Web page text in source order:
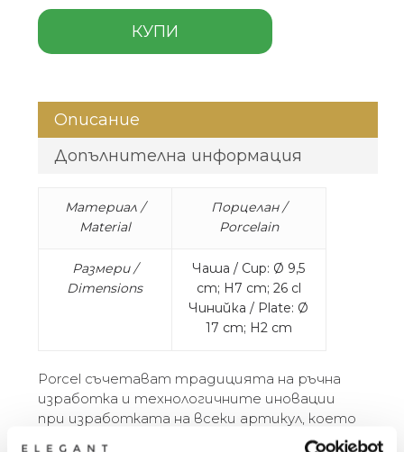
КУПИ
Описание
Допълнителна информация
Материал /
Material
Порцелан /
Porcelain
Размери /
Dimensions
Чаша / Cup: Ø 9,5
cm; H7 cm; 26 cl
Чинийка / Plate: Ø
17 cm; H2 cm
Porcel съчетават традицията на ръчна
изработка и технологичните иновации
при изработката на всеки артикул, което
води до висококачествени, креативни и